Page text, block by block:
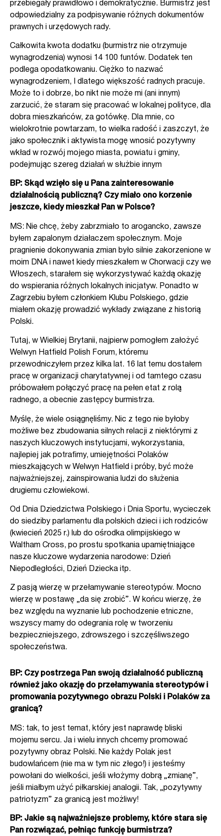
przebiegały prawidłowo i demokratycznie. Burmistrz jest
odpowiedzialny za podpisywanie różnych dokumentów
prawnych i urzędowych rady.
Całkowita kwota dodatku (burmistrz nie otrzymuje
wynagrodzenia) wynosi 14 100 funtów. Dodatek ten
podlega opodatkowaniu. Ciężko to nazwać
wynagrodzeniem, I dlatego większość radnych pracuje.
Może to i dobrze, bo nikt nie może mi (ani innym)
zarzucić, że staram się pracować w lokalnej polityce, dla
dobra mieszkańców, za gotówkę. Dla mnie, co
wielokrotnie powtarzam, to wielka radość i zaszczyt, że
jako społecznik i aktywista mogę wnosić pozytywny
wkład w rozwój mojego miasta, powiatu i gminy,
podejmując szereg działań w służbie innym
BP: Skąd wzięło się u Pana zainteresowanie
działalnością publiczną? Czy miało ono korzenie
jeszcze, kiedy mieszkał Pan w Polsce?
MS: Nie chcę, żeby zabrzmiało to arogancko, zawsze
byłem zapalonym działaczem społecznym. Moje
pragnienie dokonywania zmian było silnie zakorzenione w
moim DNA i nawet kiedy mieszkałem w Chorwacji czy we
Włoszech, starałem się wykorzystywać każdą okazję
do wspierania różnych lokalnych inicjatyw. Ponadto w
Zagrzebiu byłem członkiem Klubu Polskiego, gdzie
miałem okazję prowadzić wykłady związane z historią
Polski.
Tutaj, w Wielkiej Brytanii, najpierw pomogłem założyć
Welwyn Hatfield Polish Forum, któremu
przewodniczyłem przez kilka lat. 16 lat temu dostałem
pracę w organizacji charytatywnej i od tamtego czasu
próbowałem połączyć pracę na pełen etat z rolą
radnego, a obecnie zastępcy burmistrza.
Myślę, że wiele osiągnęliśmy. Nic z tego nie byłoby
możliwe bez zbudowania silnych relacji z niektórymi z
naszych kluczowych instytucjami, wykorzystania,
najlepiej jak potrafimy, umiejętności Polaków
mieszkających w Welwyn Hatfield i próby, być może
najważniejszej, zainspirowania ludzi do służenia
drugiemu człowiekowi.
Od Dnia Dziedzictwa Polskiego i Dnia Sportu, wycieczek
do siedziby parlamentu dla polskich dzieci i ich rodziców
(kwiecień 2025 r.) lub do ośrodka olimpijskiego w
Waltham Cross, po prostu spotkania upamiętniające
nasze kluczowe wydarzenia narodowe: Dzień
Niepodległości, Dzień Dziecka itp.
Z pasją wierzę w przełamywanie stereotypów. Mocno
wierzę w postawę „da się zrobić”. W końcu wierzę, że
bez względu na wyznanie lub pochodzenie etniczne,
wszyscy mamy do odegrania rolę w tworzeniu
bezpieczniejszego, zdrowszego i szczęśliwszego
społeczeństwa.
BP: Czy postrzega Pan swoją działalność publiczną
również jako okazję do przełamywania stereotypów i
promowania pozytywnego obrazu Polski i Polaków za
granicą?
MS: tak, to jest temat, który jest naprawdę bliski
mojemu sercu. Ja i wielu innych chcemy promować
pozytywny obraz Polski. Nie każdy Polak jest
budowlańcem (nie ma w tym nic złego!) i jesteśmy
powołani do wielkości, jeśli włożymy dobrą „zmianę”,
jeśli miałbym użyć piłkarskiej analogii. Tak, „pozytywny
patriotyzm” za granicą jest możliwy!
BP: Jakie są najważniejsze problemy, które stara się
Pan rozwiązać, pełniąc funkcję burmistrza?